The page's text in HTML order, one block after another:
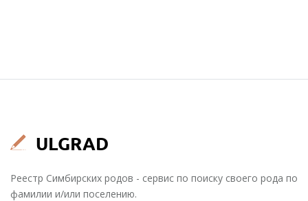
Реестр Симбирских родов - сервис по поиску своего рода по
фамилии и/или поселению.